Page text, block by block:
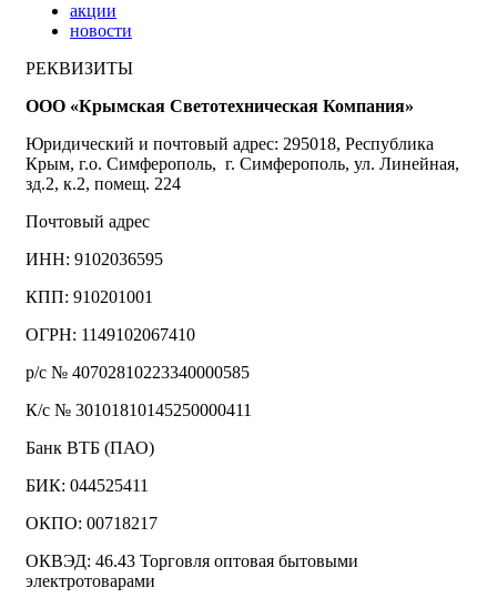
акции
новости
РЕКВИЗИТЫ
ООО «Крымская Светотехническая Компания»
Юридический и почтовый адрес: 295018, Республика
Крым, г.о. Симферополь, г. Симферополь, ул. Линейная,
зд.2, к.2, помещ. 224
Почтовый адрес
ИНН: 9102036595
КПП: 910201001
ОГРН: 1149102067410
р/с № 40702810223340000585
К/с № 30101810145250000411
Банк ВТБ (ПАО)
БИК: 044525411
ОКПО: 00718217
ОКВЭД: 46.43 Торговля оптовая бытовыми
электротоварами